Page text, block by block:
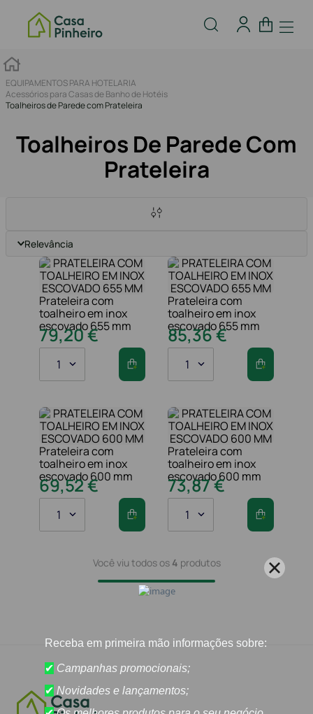
EQUIPAMENTOS PARA HOTELARIA
Acessórios para Casas de Banho de Hotéis
Toalheiros de Parede com Prateleira
Toalheiros De Parede Com
Prateleira
Relevância
Prateleira com
toalheiro em inox
escovado 655 mm
79,20€
1
Prateleira com
toalheiro em inox
escovado 655 mm
85,36€
1
Prateleira com
toalheiro em inox
escovado 600 mm
69,52€
1
Prateleira com
toalheiro em inox
escovado 600 mm
73,87€
1
Você viu todos os 4 produtos